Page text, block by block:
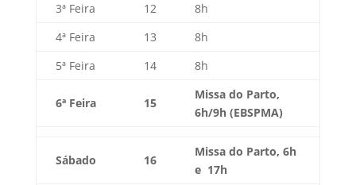
3ª Feira 12
8h
4ª Feira
13
8h
5ª Feira
14 8h
6ª Feira 15
Missa do Parto,
6h/9h (EBSPMA)
Sábado 16
Missa do Parto, 6h
e 17h